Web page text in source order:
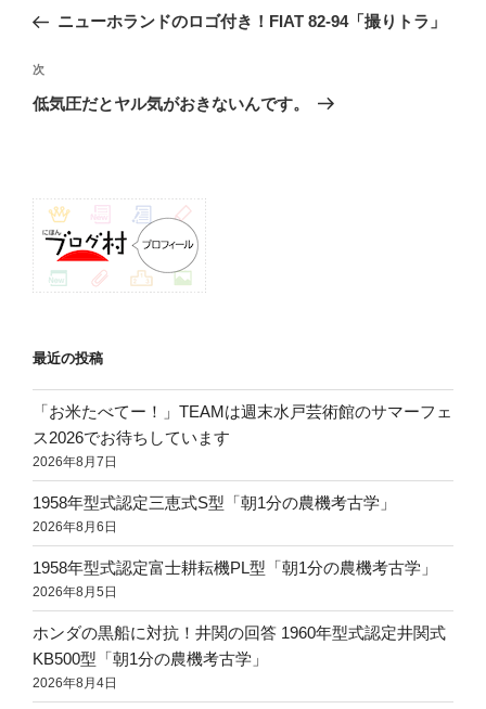
ナ
ビ
ゲ
ン
の
稿
ニューホランドのロゴ付き！FIAT 82-94「撮りトラ」
次
の
次
低気圧だとヤル気がおきないんです。
最近の投稿
「お米たべてー！」TEAMは週末水戸芸術館のサマーフェ
ス2026でお待ちしています
2026年8月7日
1958年型式認定三恵式S型「朝1分の農機考古学」
2026年8月6日
1958年型式認定富士耕耘機PL型「朝1分の農機考古学」
2026年8月5日
ホンダの黒船に対抗！井関の回答 1960年型式認定井関式
KB500型「朝1分の農機考古学」
2026年8月4日